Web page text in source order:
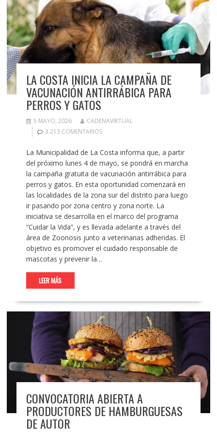
LA COSTA INICIA LA CAMPAÑA DE
VACUNACIÓN ANTIRRÁBICA PARA
PERROS Y GATOS
5 MAYO, 2026
CADENAVIRTUAL
3.213 COMENTARIOS
La Municipalidad de La Costa informa que, a partir
del próximo lunes 4 de mayo, se pondrá en marcha
la campaña gratuita de vacunación antirrábica para
perros y gatos. En esta oportunidad comenzará en
las localidades de la zona sur del distrito para luego
ir pasando por zona centro y zona norte. La
iniciativa se desarrolla en el marco del programa
“Cuidar la Vida”, y es llevada adelante a través del
área de Zoonosis junto a veterinarias adheridas. El
objetivo es promover el cuidado responsable de
mascotas y prevenir la…
LEER MÁS
CONVOCATORIA ABIERTA A
PRODUCTORES DE HAMBURGUESAS
DE AUTOR